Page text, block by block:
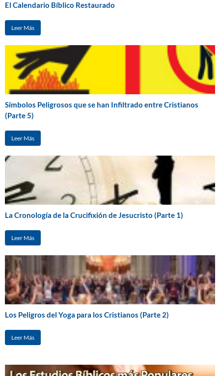
El Calendario Bíblico Restaurado
Leer Más
Símbolos Peligrosos que se han Infiltrado entre Cristianos
(Parte 5)
Leer Más
La Cronología de la Crucifixión de Jesucristo (Parte 1)
Leer Más
Los Peligros del Yoga para los Cristianos (Parte 2)
Leer Más